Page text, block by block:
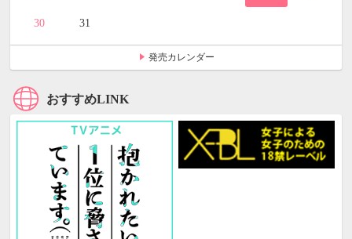
30 31
発売カレンダー
おすすめLINK